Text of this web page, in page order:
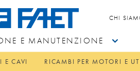
CHI
E MANUTENZIONE
E CAVI RICAMBI PER MOTORI E